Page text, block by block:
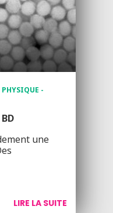
-
une
LIRE LA SUITE